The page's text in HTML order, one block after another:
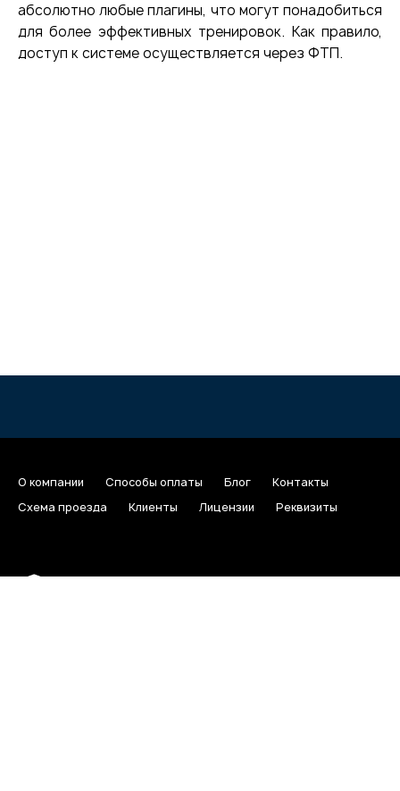
абсолютно любые плагины, что могут понадобиться
для более эффективных тренировок. Как правило,
доступ к системе осуществляется через ФТП.
О компании Способы оплаты Блог
Контакты
Схема проезда
Клиенты Лицензии Реквизиты